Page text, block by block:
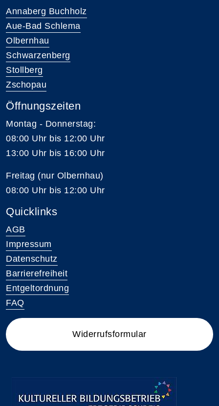
Annaberg Buchholz
Aue-Bad Schlema
Olbernhau
Schwarzenberg
Stollberg
Zschopau
Öffnungszeiten
Montag - Donnerstag:
08:00 Uhr bis 12:00 Uhr
13:00 Uhr bis 16:00 Uhr
Freitag (nur Olbernhau)
08:00 Uhr bis 12:00 Uhr
Quicklinks
AGB
Impressum
Datenschutz
Barrierefreiheit
Entgeltordnung
FAQ
Widerrufsformular